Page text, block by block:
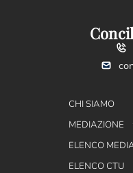
CHI SIAMO
MEDIAZIONE
ELENCO
ELENCO CTU